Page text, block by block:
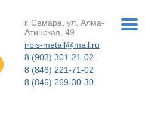
г. Самара, ул. Алма-
Атинская, 49
irbis-metall@mail.ru
8 (903) 301-21-02
8 (846) 221-71-02
8 (846) 269-30-30